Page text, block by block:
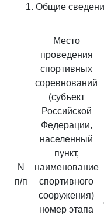
1. Общие
N
п/п
Место
проведения
спортивных
соревнований
(субъект
Российской
Федерации,
населенный
пункт,
наименование
спортивного
сооружения)
номер этапа